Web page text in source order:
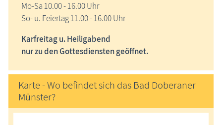
Mo-Sa 10.00 - 16.00 Uhr
So- u. Feiertag 11.00 - 16.00 Uhr
Karfreitag u. Heiligabend
nur zu den Gottesdiensten geöffnet.
Karte - Wo befindet sich das Bad Doberaner
Münster?